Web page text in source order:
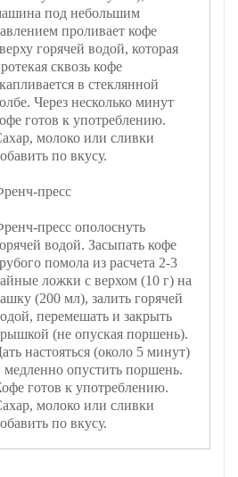
под небольшим
проливает кофе
горячей водой, которая
сквозь кофе
в стеклянной
Через несколько минут
готов к употреблению.
молоко или сливки
по вкусу.
пресс
пресс ополоснуть
водой. Засыпать кофе
помола из расчета 2-3
ложки с верхом (10 г) на
(200 мл), залить горячей
перемешать и закрыть
(не опуская поршень).
настояться (около 5 минут)
медленно опустить поршень.
готов к употреблению.
молоко или сливки
по вкусу.